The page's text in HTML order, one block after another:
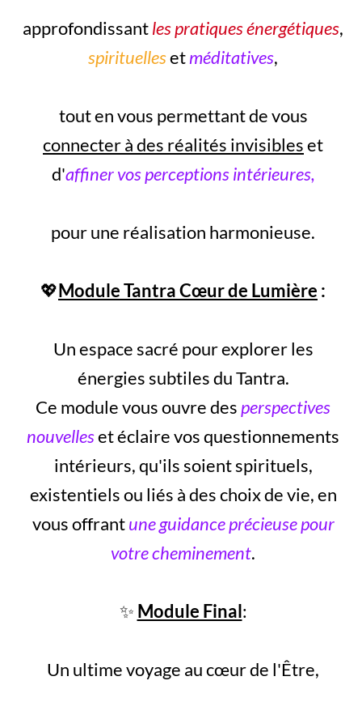
approfondissantles pratiques énergétiques,
spirituellesetméditatives,
tout en vous permettant de vous
connecter à des réalités invisibleset
d'affiner vos perceptions intérieures,
pour une réalisation harmonieuse.
💖Module Tantra Cœur de Lumière :
Un espace sacré pour explorer les
énergies subtiles du Tantra.
Ce module vous ouvre des perspectives
nouvelleset éclaire vos questionnements
intérieurs, qu'ils soient spirituels,
existentiels ou liés à des choix de vie, en
vous offrantune guidance précieuse pour
votre cheminement.
✨ Module Final:
Un ultime voyage au cœur de l'Être,